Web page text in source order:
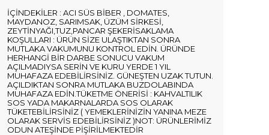
İÇİNDEKİLER : ACI SÜS BİBER , DOMATES,
MAYDANOZ, SARIMSAK, ÜZÜM SİRKESİ,
ZEYTİNYAĞI,TUZ,PANCAR ŞEKERİSAKLAMA
KOŞULLARI : ÜRÜN SİZE ULAŞTIKTAN SONRA
MUTLAKA VAKUMUNU KONTROL EDİN. ÜRÜNDE
HERHANGİ BİR DARBE SONUCU VAKUM
AÇILMADIYSA SERİN VE KURU YERDE 1 YIL
MUHAFAZA EDEBİLİRSİNİZ. GÜNEŞTEN UZAK TUTUN.
AÇILDIKTAN SONRA MUTLAKA BUZDOLABINDA
MUHAFAZA EDİN.TÜKETME ÖNERİSİ : KAHVALTILIK
SOS YADA MAKARNALARDA SOS OLARAK
TÜKETEBİLİRSİNİZ ( YEMEKLERİNİZİN YANINA MEZE
OLARAK SERVİS EDEBİLİRSİNİZ )NOT: ÜRÜNLERİMİZ
ODUN ATEŞİNDE PİŞİRİLMEKTEDİR